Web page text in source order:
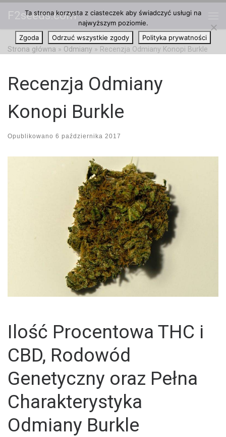
Przejdź do treści
F2seeds.com
Strona główna » Odmiany » Recenzja Odmiany Konopi Burkle
Recenzja Odmiany
Konopi Burkle
Opublikowano 6 października 2017
Ilość Procentowa THC i
CBD, Rodowód
Genetyczny oraz Pełna
Charakterystyka
Odmiany Burkle
Ta strona korzysta z ciasteczek aby świadczyć usługi na
najwyższym poziomie.
Zgoda
Odrzuć wszystkie zgody Polityka prywatności